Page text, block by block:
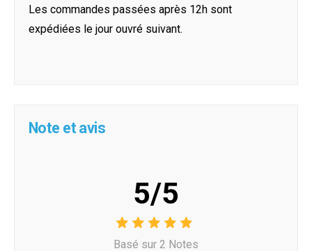
Les commandes passées après 12h sont
expédiées le jour ouvré suivant.
Note et avis
5/5
Basé sur 2 Notes